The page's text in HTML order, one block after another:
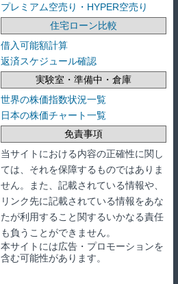
プレミアム空売り・HYPER空売り
住宅ローン比較
借入可能額計算
返済スケジュール確認
実験室・準備中・倉庫
世界の株価指数状況一覧
日本の株価チャート一覧
免責事項
当サイトにおける内容の正確性に関し
ては、それを保障するものではありま
せん。また、記載されている情報や、
リンク先に記載されている情報をあな
たが利用すること関するいかなる責任
も負うことができません。
本サイトには広告・プロモーションを
含む可能性があります。